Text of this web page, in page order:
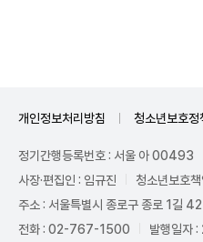
개인정보처리방침 청소년보호정
정기간행등록번호 : 서울 아 00493
사장·편집인 : 임규진
청소년보호
주소 : 서울특별시 종로구 종로 1길
전화 : 02-767-1500
발행일자